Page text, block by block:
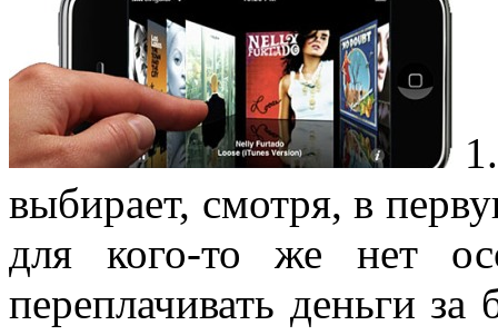
выбирает, смотря, в
для кого-то же нет
переплачивать деньги